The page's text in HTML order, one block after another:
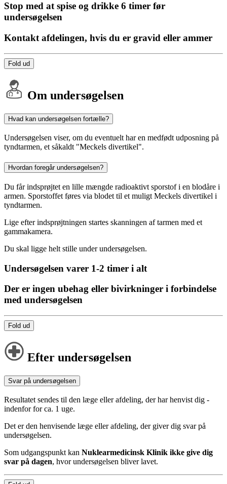
Stop med at spise og drikke 6 timer før
undersøgelsen
Kontakt afdelingen, hvis du er gravid eller ammer
Fold ud
Om undersøgelsen
Hvad kan undersøgelsen fortælle?
Undersøgelsen viser, om du eventuelt har en medfødt udposning på
tyndtarmen, et såkaldt "Meckels divertikel".
Hvordan foregår undersøgelsen?
Du får indsprøjtet en lille mængde radioaktivt sporstof i en blodåre i
armen. Sporstoffet føres via blodet til et muligt Meckels divertikel i
tyndtarmen.
Lige efter indsprøjtningen startes skanningen af tarmen med et
gammakamera.
Du skal ligge helt stille under undersøgelsen.
Undersøgelsen varer 1-2 timer i alt
Der er ingen ubehag eller bivirkninger i forbindelse
med undersøgelsen
Fold ud
Efter undersøgelsen
Svar på undersøgelsen
Resultatet sendes til den læge eller afdeling, der har henvist dig -
indenfor for ca. 1 uge.
Det er den henvisende læge eller afdeling, der giver dig svar på
undersøgelsen.
Som udgangspunkt kan Nuklearmedicinsk Klinik ikke give dig
svar på dagen, hvor undersøgelsen bliver lavet.